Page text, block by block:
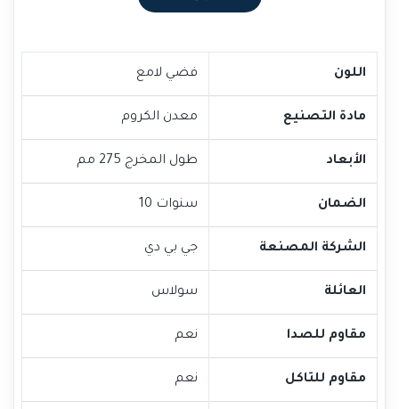
اللون فضي لامع
مادة التصنيع معدن الكروم
الأبعاد طول المخرج 275 مم
الضمان سنوات 10
الشركة المصنعة جي بي دي
العائلة سولاس
مقاوم للصدا نعم
مقاوم للتاكل نعم